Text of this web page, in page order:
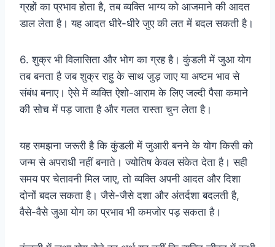
ग्रहों का प्रभाव होता है, तब व्यक्ति भाग्य को आजमाने की आदत
डाल लेता है। यह आदत धीरे-धीरे जुए की लत में बदल सकती है।
6. शुक्र भी विलासिता और भोग का ग्रह है। कुंडली में जुआ योग
तब बनता है जब शुक्र राहु के साथ जुड़ जाए या अष्टम भाव से
संबंध बनाए। ऐसे में व्यक्ति ऐशो-आराम के लिए जल्दी पैसा कमाने
की सोच में पड़ जाता है और गलत रास्ता चुन लेता है।
यह समझना जरूरी है कि कुंडली में जुआरी बनने के योग किसी को
जन्म से अपराधी नहीं बनाते। ज्योतिष केवल संकेत देता है। सही
समय पर चेतावनी मिल जाए, तो व्यक्ति अपनी आदत और दिशा
दोनों बदल सकता है। जैसे-जैसे दशा और अंतर्दशा बदलती है,
वैसे-वैसे जुआ योग का प्रभाव भी कमजोर पड़ सकता है।